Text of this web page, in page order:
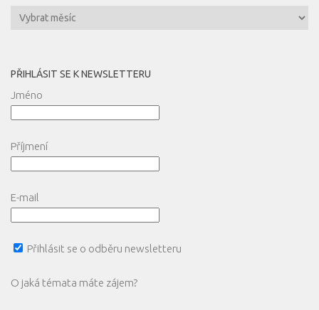
Archivy
PŘIHLÁSIT SE K NEWSLETTERU
Jméno
Příjmení
E-mail
Přihlásit se o odběru newsletteru
O jaká témata máte zájem?